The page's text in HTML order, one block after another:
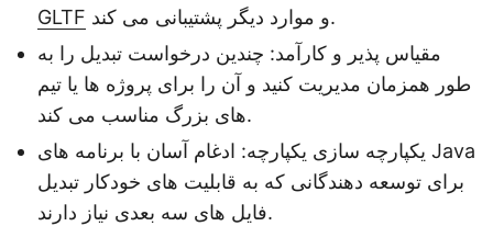
GLTF
و موارد دیگر پشتیبانی می کند.
مقیاس پذیر و کارآمد: چندین درخواست تبدیل را به
طور همزمان مدیریت کنید و آن را برای پروژه ها یا تیم
های بزرگ مناسب می کند.
یکپارچه سازی یکپارچه: ادغام آسان با برنامه های Java
برای توسعه دهندگانی که به قابلیت های خودکار تبدیل
فایل های سه بعدی نیاز دارند.